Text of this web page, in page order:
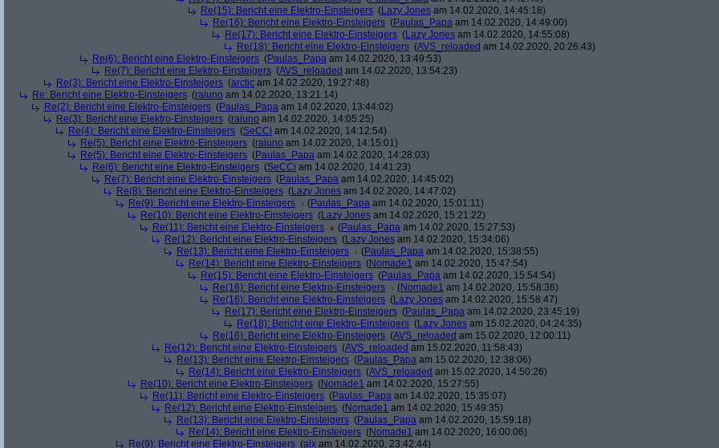
Re(15): Bericht eine Elektro-Einsteigers (Lazy Jones am 14.02.2020, 14:45:18)
Re(16): Bericht eine Elektro-Einsteigers (Paulas_Papa am 14.02.2020, 14:49:00)
Re(17): Bericht eine Elektro-Einsteigers (Lazy Jones am 14.02.2020, 14:55:08)
Re(18): Bericht eine Elektro-Einsteigers (AVS_reloaded am 14.02.2020, 20:26:43)
Re(6): Bericht eine Elektro-Einsteigers (Paulas_Papa am 14.02.2020, 13:49:53)
Re(7): Bericht eine Elektro-Einsteigers (AVS_reloaded am 14.02.2020, 13:54:23)
Re(3): Bericht eine Elektro-Einsteigers (arctic am 14.02.2020, 19:27:48)
Re: Bericht eine Elektro-Einsteigers (raiuno am 14.02.2020, 13:21:14)
Re(2): Bericht eine Elektro-Einsteigers (Paulas_Papa am 14.02.2020, 13:44:02)
Re(3): Bericht eine Elektro-Einsteigers (raiuno am 14.02.2020, 14:05:25)
Re(4): Bericht eine Elektro-Einsteigers (SeCCi am 14.02.2020, 14:12:54)
Re(5): Bericht eine Elektro-Einsteigers (raiuno am 14.02.2020, 14:15:01)
Re(5): Bericht eine Elektro-Einsteigers (Paulas_Papa am 14.02.2020, 14:28:03)
Re(6): Bericht eine Elektro-Einsteigers (SeCCi am 14.02.2020, 14:41:23)
Re(7): Bericht eine Elektro-Einsteigers (Paulas_Papa am 14.02.2020, 14:45:02)
Re(8): Bericht eine Elektro-Einsteigers (Lazy Jones am 14.02.2020, 14:47:02)
Re(9): Bericht eine Elektro-Einsteigers
(Paulas_Papa am 14.02.2020, 15:01:11)
Re(10): Bericht eine Elektro-Einsteigers (Lazy Jones am 14.02.2020, 15:21:22)
Re(11): Bericht eine Elektro-Einsteigers
(Paulas_Papa am 14.02.2020, 15:27:53)
Re(12): Bericht eine Elektro-Einsteigers (Lazy Jones am 14.02.2020, 15:34:06)
Re(13): Bericht eine Elektro-Einsteigers
(Paulas_Papa am 14.02.2020, 15:38:55)
Re(14): Bericht eine Elektro-Einsteigers (Nomade1 am 14.02.2020, 15:47:54)
Re(15): Bericht eine Elektro-Einsteigers (Paulas_Papa am 14.02.2020, 15:54:54)
Re(16): Bericht eine Elektro-Einsteigers
(Nomade1 am 14.02.2020, 15:58:36)
Re(16): Bericht eine Elektro-Einsteigers (Lazy Jones am 14.02.2020, 15:58:47)
Re(17): Bericht eine Elektro-Einsteigers (Paulas_Papa am 14.02.2020, 23:45:19)
Re(18): Bericht eine Elektro-Einsteigers (Lazy Jones am 15.02.2020, 04:24:35)
Re(16): Bericht eine Elektro-Einsteigers (AVS_reloaded am 15.02.2020, 12:00:11)
Re(12): Bericht eine Elektro-Einsteigers (AVS_reloaded am 15.02.2020, 11:58:43)
Re(13): Bericht eine Elektro-Einsteigers (Paulas_Papa am 15.02.2020, 12:38:06)
Re(14): Bericht eine Elektro-Einsteigers (AVS_reloaded am 15.02.2020, 14:50:26)
Re(10): Bericht eine Elektro-Einsteigers (Nomade1 am 14.02.2020, 15:27:55)
Re(11): Bericht eine Elektro-Einsteigers (Paulas_Papa am 14.02.2020, 15:35:07)
Re(12): Bericht eine Elektro-Einsteigers (Nomade1 am 14.02.2020, 15:49:35)
Re(13): Bericht eine Elektro-Einsteigers (Paulas_Papa am 14.02.2020, 15:59:18)
Re(14): Bericht eine Elektro-Einsteigers (Nomade1 am 14.02.2020, 16:00:06)
Re(9): Bericht eine Elektro-Einsteigers (alx am 14.02.2020, 23:42:44)